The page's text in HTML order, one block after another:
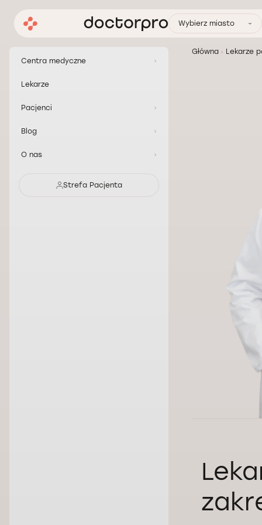
Wybierz miasto
Centra medyczne
Lekarze
Pacjenci
Blog
O nas
Strefa Pacjenta
Główna Lekarze